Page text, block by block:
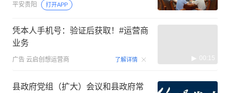
平安贵阳 打开APP
凭本人手机号：验证后获取！#运营商
业务
广告 云启创想运营商 了解详情 00:15
县政府党组（扩大）会议和县政府常